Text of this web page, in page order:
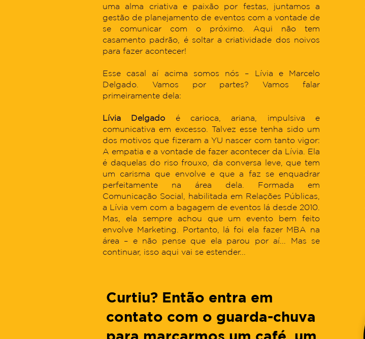
uma alma criativa e paixão por festas, juntamos a
gestão de planejamento de eventos com a vontade de
se comunicar com o próximo. Aqui não tem
casamento padrão, é soltar a criatividade dos noivos
para fazer acontecer!
Esse casal aí acima somos nós – Lívia e Marcelo
Delgado. Vamos por partes? Vamos falar
primeiramente dela:
Lívia Delgado é carioca, ariana, impulsiva e
comunicativa em excesso. Talvez esse tenha sido um
dos motivos que fizeram a YU nascer com tanto vigor:
A empatia e a vontade de fazer acontecer da Lívia. Ela
é daquelas do riso frouxo, da conversa leve, que tem
um carisma que envolve e que a faz se enquadrar
perfeitamente na área dela. Formada em
Comunicação Social, habilitada em Relações Públicas,
a Lívia vem com a bagagem de eventos lá desde 2010.
Mas, ela sempre achou que um evento bem feito
envolve Marketing. Portanto, lá foi ela fazer MBA na
área – e não pense que ela parou por aí... Mas se
continuar, isso aqui vai se estender...
Curtiu? Então entra em
contato com o guarda-chuva
para marcarmos um café, um